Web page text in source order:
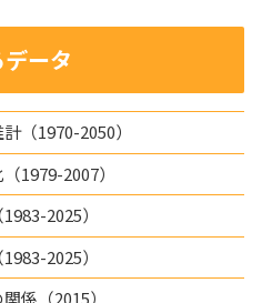
ータ
（1970-2050）
1979-2007）
2025）
2025）